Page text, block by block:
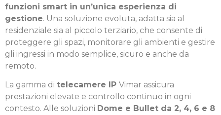
funzioni smart in un’unica esperienza di
gestione. Una soluzione evoluta, adatta sia al
residenziale sia al piccolo terziario, che consente di
proteggere gli spazi, monitorare gli ambienti e gestire
gli ingressi in modo semplice, sicuro e anche da
remoto.
La gamma di telecamere IP Vimar assicura
prestazioni elevate e controllo continuo in ogni
contesto. Alle soluzioni Dome e Bullet da 2, 4, 6 e 8